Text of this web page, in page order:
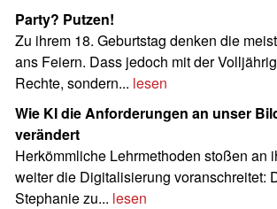
Party? Putzen!
Zu ihrem 18. Geburtstag denken die
ans Feiern. Dass jedoch mit der
Rechte, sondern... lesen
Wie KI die Anforderungen an unser Bildungssystem
verändert
Herkömmliche Lehrmethoden stoßen an
weiter die Digitalisierung voranschreitet:
Stephanie zu... lesen